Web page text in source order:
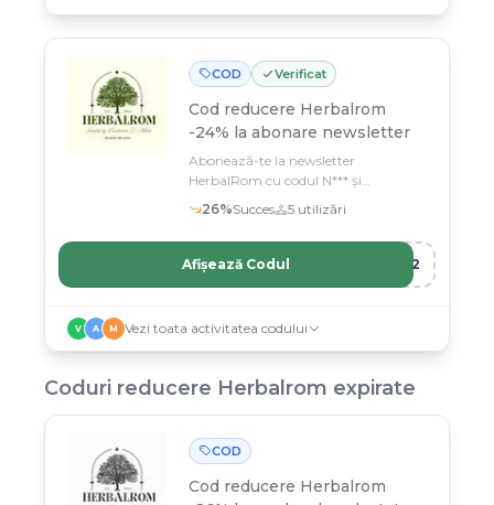
livrate direct la ușa ta fără costuri
suplimentare.
COD Verificat
Cod reducere Herbalrom
-24% la abonare newsletter
Abonează-te la newsletter
HerbalRom cu codul N*** și
economisește 24% la produsele tale de
plante medicinale preferate
26%Succes 5 utilizări
R12
Afișează Codul
V A M Vezi toata activitatea codului
Coduri reducere Herbalrom expirate
COD
Cod reducere Herbalrom